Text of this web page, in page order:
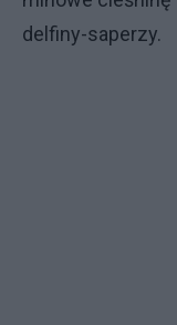
delfiny-saperzy.